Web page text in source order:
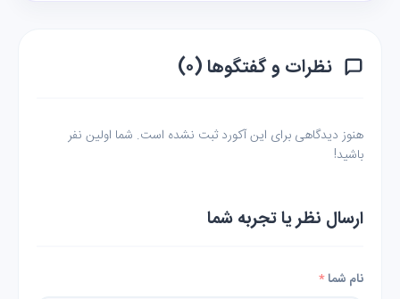
نظرات و گفتگوها (۰)
هنوز دیدگاهی برای این آکورد ثبت نشده است. شما اولین نفر
باشید!
ارسال نظر یا تجربه شما
نام شما*